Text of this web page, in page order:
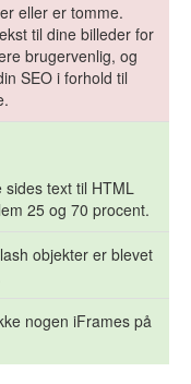
eller er tomme.
til dine billeder for
brugervenlig, og
SEO i forhold til
sides text til HTML
25 og 70 procent.
objekter er blevet
nogen iFrames på